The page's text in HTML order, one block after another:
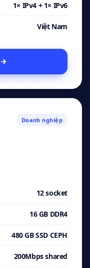
1× IPv4 + 1× IPv6
Việt Nam
Doanh nghiệp
12 socket
16 GB DDR4
480 GB SSD CEPH
200Mbps shared